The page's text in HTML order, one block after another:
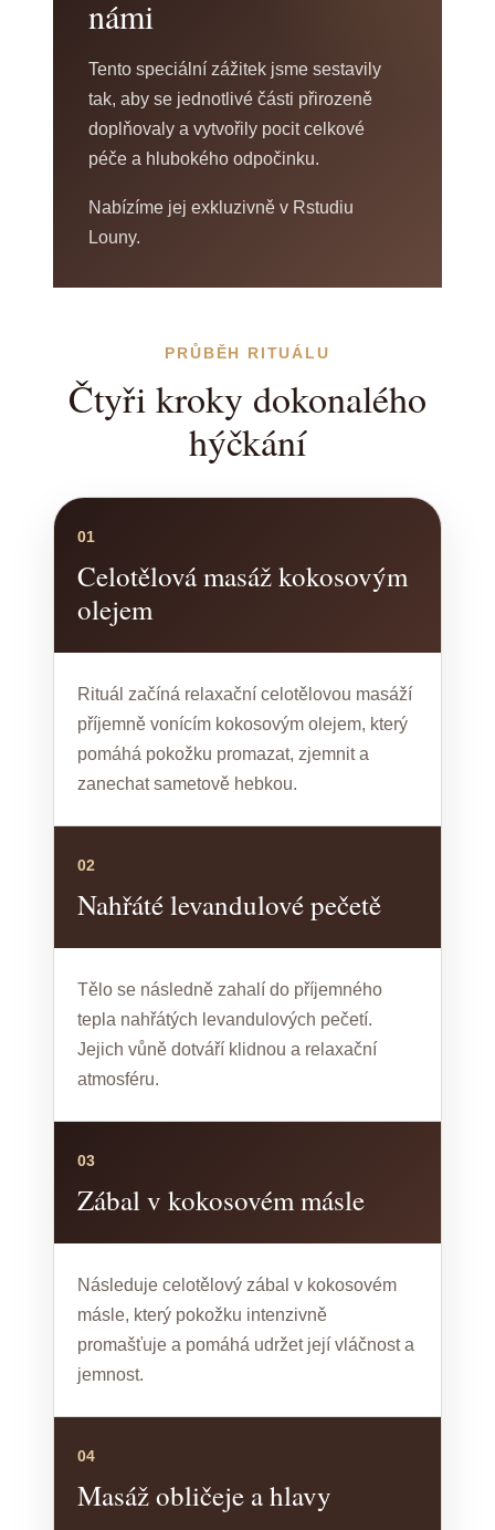
námi
Tento speciální zážitek jsme sestavily
tak, aby se jednotlivé části přirozeně
doplňovaly a vytvořily pocit celkové
péče a hlubokého odpočinku.
Nabízíme jej exkluzivně v Rstudiu
Louny.
PRŮBĚH RITUÁLU
Čtyři kroky dokonalého
hýčkání
01
Celotělová masáž kokosovým
olejem
Rituál začíná relaxační celotělovou masáží
příjemně vonícím kokosovým olejem, který
pomáhá pokožku promazat, zjemnit a
zanechat sametově hebkou.
02
Nahřáté levandulové pečetě
Tělo se následně zahalí do příjemného
tepla nahřátých levandulových pečetí.
Jejich vůně dotváří klidnou a relaxační
atmosféru.
03
Zábal v kokosovém másle
Následuje celotělový zábal v kokosovém
másle, který pokožku intenzivně
promašťuje a pomáhá udržet její vláčnost a
jemnost.
04
Masáž obličeje a hlavy